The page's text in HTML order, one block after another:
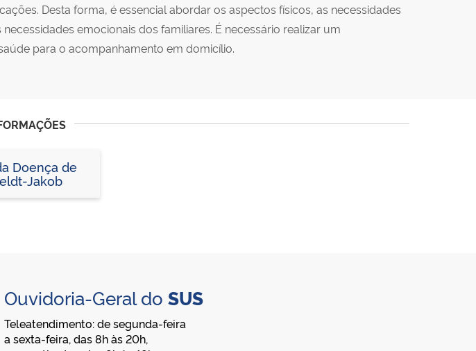
Desta forma, é essencial abordar os aspectos físicos, as necessidades
emocionais dos familiares. É necessário realizar um
para o acompanhamento em domicílio.
Doença de
Jakob
Ouvidoria-Geral do SUS
Teleatendimento: de segunda-feira
a sexta-feira, das 8h às 20h,